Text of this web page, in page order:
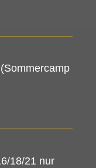
18/21 nur